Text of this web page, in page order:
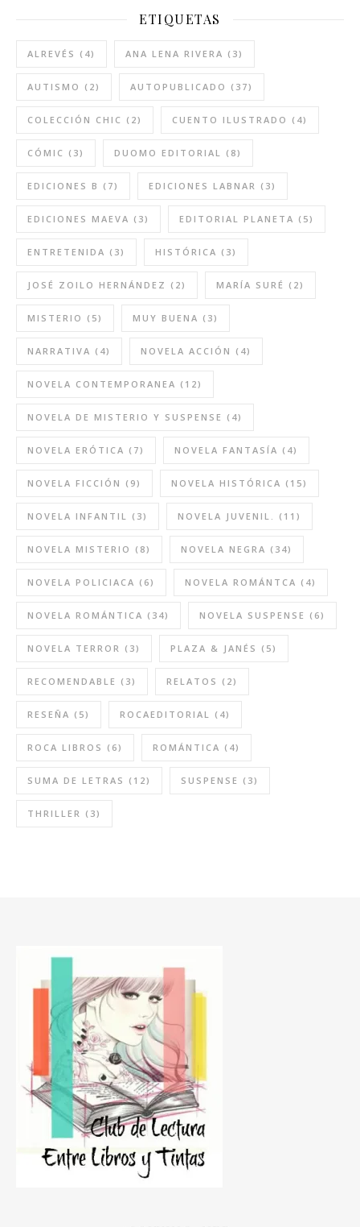
ETIQUETAS
ALREVÉS (4) ANA LENA RIVERA (3)
AUTISMO (2) AUTOPUBLICADO (37)
COLECCIÓN CHIC (2) CUENTO ILUSTRADO (4)
CÓMIC (3) DUOMO EDITORIAL (8)
EDICIONES B (7) EDICIONES LABNAR (3)
EDICIONES MAEVA (3) EDITORIAL PLANETA (5)
ENTRETENIDA (3) HISTÓRICA (3)
JOSÉ ZOILO HERNÁNDEZ (2) MARÍA SURÉ (2)
MISTERIO (5) MUY BUENA (3)
NARRATIVA (4) NOVELA ACCIÓN (4)
NOVELA CONTEMPORANEA (12)
NOVELA DE MISTERIO Y SUSPENSE (4)
NOVELA ERÓTICA (7) NOVELA FANTASÍA (4)
NOVELA FICCIÓN (9) NOVELA HISTÓRICA (15)
NOVELA INFANTIL (3) NOVELA JUVENIL. (11)
NOVELA MISTERIO (8) NOVELA NEGRA (34)
NOVELA POLICIACA (6) NOVELA ROMÁNTCA (4)
NOVELA ROMÁNTICA (34) NOVELA SUSPENSE (6)
NOVELA TERROR (3) PLAZA & JANÉS (5)
RECOMENDABLE (3) RELATOS (2)
RESEÑA (5) ROCAEDITORIAL (4)
ROCA LIBROS (6) ROMÁNTICA (4)
SUMA DE LETRAS (12) SUSPENSE (3)
THRILLER (3)